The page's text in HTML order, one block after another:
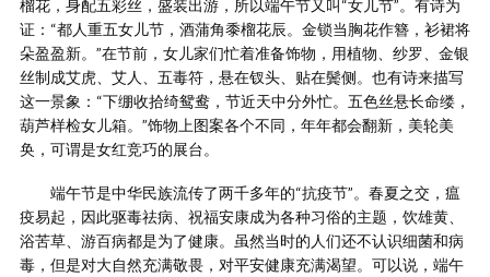
榴花，身配五彩丝，盛装出游，所以端午节又叫“女儿节”。有诗为
证：“都人重五女儿节，酒蒲角黍榴花辰。金锁当胸花作簪，衫裙将
朵盈盈新。”在节前，女儿家们忙着准备饰物，用植物、纱罗、金银
丝制成艾虎、艾人、五毒符，悬在钗头、贴在鬓侧。也有诗来描写
这一景象：“下绷收拾绮鸳鸯，节近天中分外忙。五色丝悬长命缕，
葫芦样检女儿箱。”饰物上图案各个不同，年年都会翻新，美轮美
奂，可谓是女红竞巧的展台。
端午节是中华民族流传了两千多年的“抗疫节”。春夏之交，瘟
疫易起，因此驱毒祛病、祝福安康成为各种习俗的主题，饮雄黄、
浴苦草、游百病都是为了健康。虽然当时的人们还不认识细菌和病
毒，但是对大自然充满敬畏，对平安健康充满渴望。可以说，端午